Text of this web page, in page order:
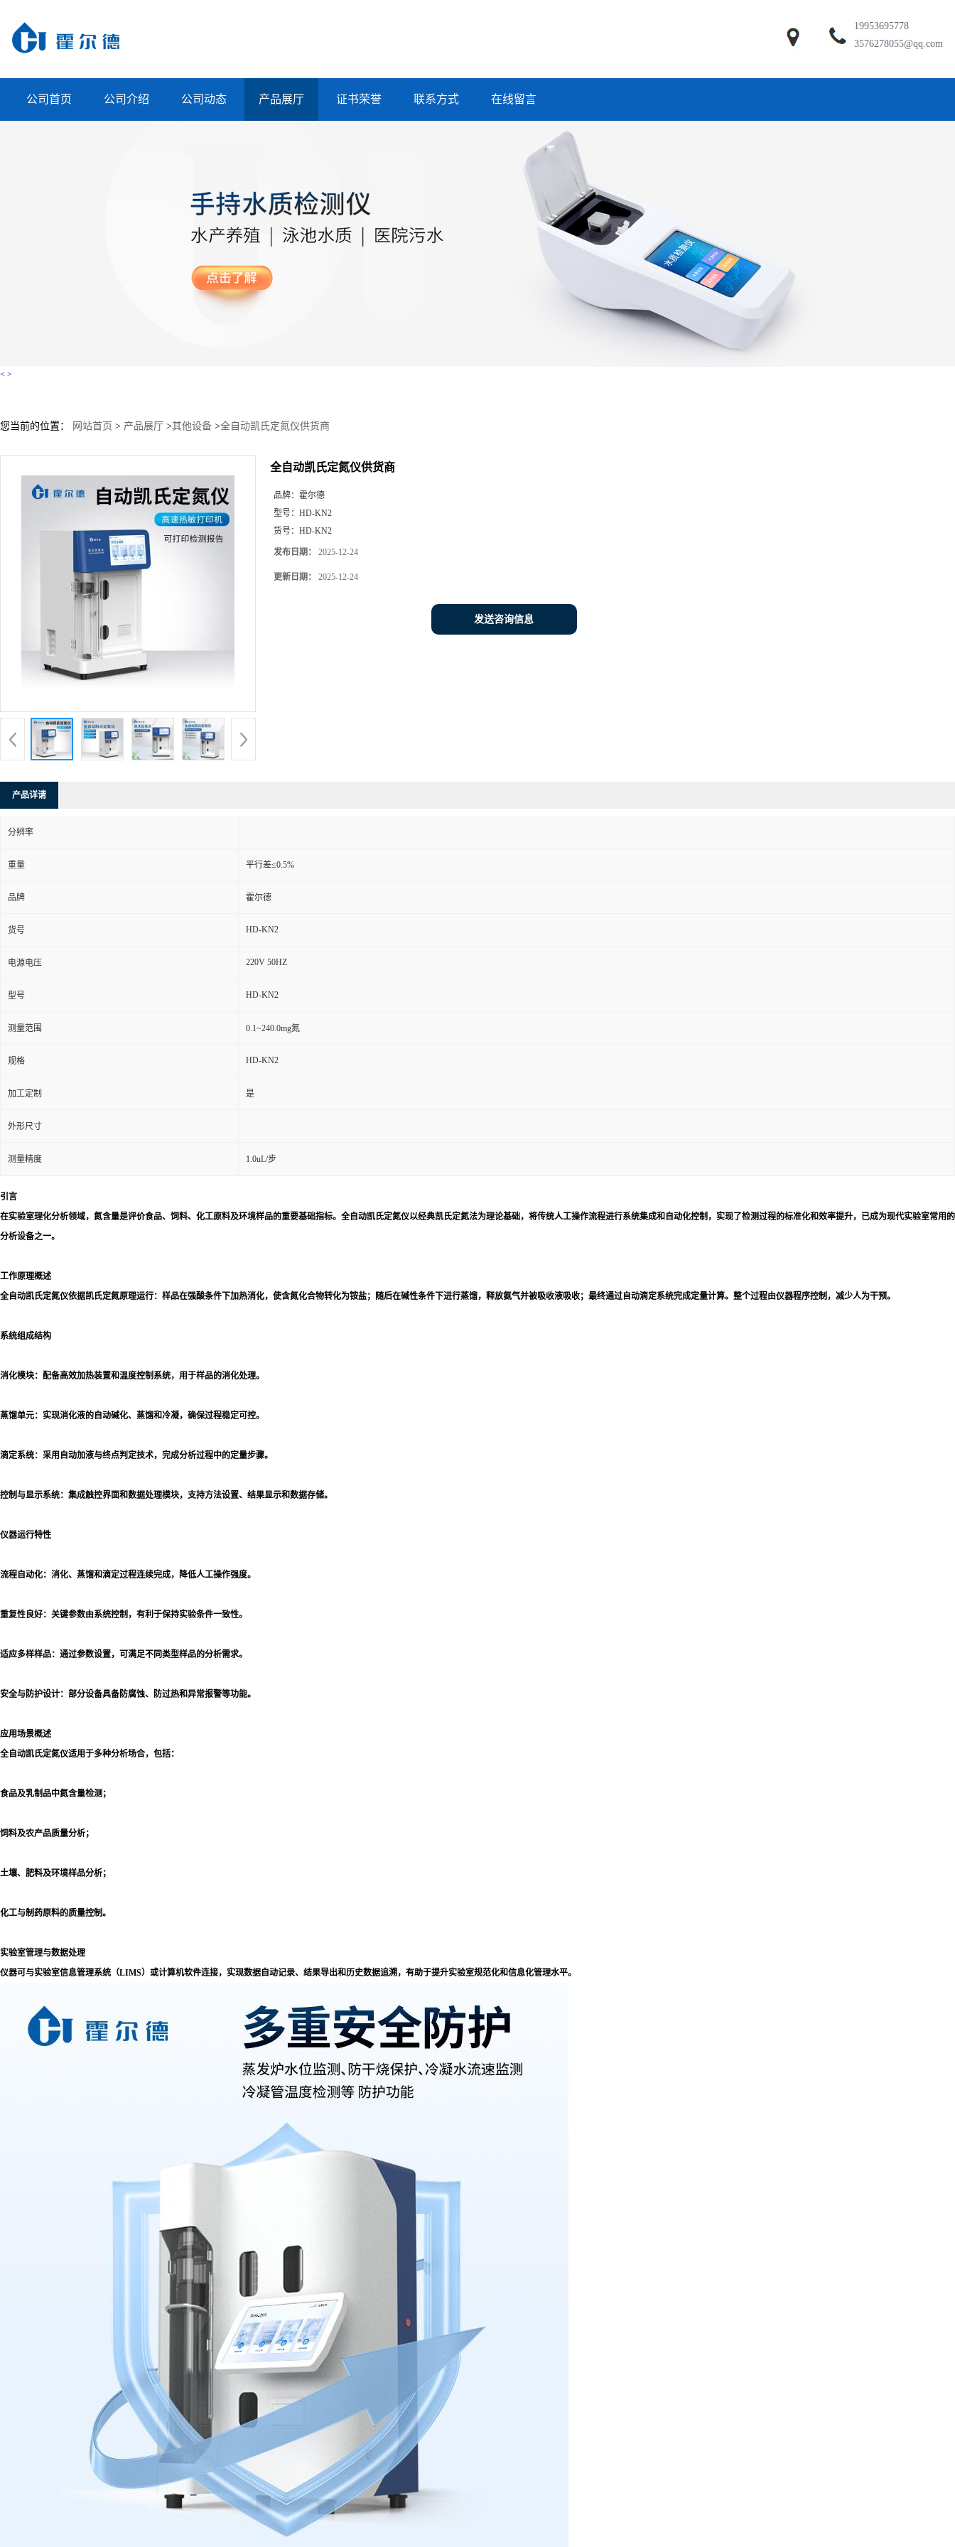
19953695778
3576278055@qq.com
公司首页 公司介绍 公司动态 产品展厅 证书荣誉 联系方式 在线留言
< >
您当前的位置： 网站首页 > 产品展厅 >其他设备 >全自动凯氏定氮仪供货商
全自动凯氏定氮仪供货商
品牌： 霍尔德
型号： HD-KN2
货号： HD-KN2
发布日期： 2025-12-24
更新日期： 2025-12-24
发送咨询信息
产品详请
分辨率
重量 平行差≤0.5%
品牌 霍尔德
货号 HD-KN2
电源电压 220V 50HZ
型号 HD-KN2
测量范围 0.1~240.0mg氮
规格 HD-KN2
加工定制 是
外形尺寸
测量精度 1.0uL/步
引言
在实验室理化分析领域，氮含量是评价食品、饲料、化工原料及环境样品的重要基础指标。全自动凯氏定氮仪以经典凯氏定氮法为理论基础，将传统人工操作流程进行系统集成和自动化控制，实现了检测过程的标准化和效率提升，已成为现代实验室常用的
分析设备之一。
工作原理概述
全自动凯氏定氮仪依据凯氏定氮原理运行：样品在强酸条件下加热消化，使含氮化合物转化为铵盐；随后在碱性条件下进行蒸馏，释放氨气并被吸收液吸收；最终通过自动滴定系统完成定量计算。整个过程由仪器程序控制，减少人为干预。
系统组成结构
消化模块：配备高效加热装置和温度控制系统，用于样品的消化处理。
蒸馏单元：实现消化液的自动碱化、蒸馏和冷凝，确保过程稳定可控。
滴定系统：采用自动加液与终点判定技术，完成分析过程中的定量步骤。
控制与显示系统：集成触控界面和数据处理模块，支持方法设置、结果显示和数据存储。
仪器运行特性
流程自动化：消化、蒸馏和滴定过程连续完成，降低人工操作强度。
重复性良好：关键参数由系统控制，有利于保持实验条件一致性。
适应多样样品：通过参数设置，可满足不同类型样品的分析需求。
安全与防护设计：部分设备具备防腐蚀、防过热和异常报警等功能。
应用场景概述
全自动凯氏定氮仪适用于多种分析场合，包括：
食品及乳制品中氮含量检测；
饲料及农产品质量分析；
土壤、肥料及环境样品分析；
化工与制药原料的质量控制。
实验室管理与数据处理
仪器可与实验室信息管理系统（LIMS）或计算机软件连接，实现数据自动记录、结果导出和历史数据追溯，有助于提升实验室规范化和信息化管理水平。